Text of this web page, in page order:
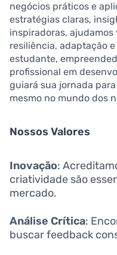
negócios práticos e
estratégias claras,
inspiradoras,
resiliência, adaptação
estudante,
profissional em
guiará sua jornada
mesmo no mundo dos
Nossos Valores
Inovação:
criatividade são
mercado.
Análise Crítica:
buscar feedback